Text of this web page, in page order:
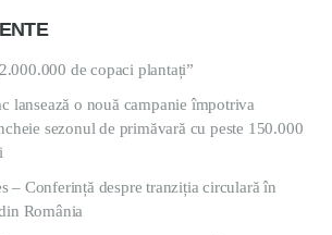
de copaci plantați”
lansează o nouă campanie împotriva
sezonul de primăvară cu peste 150.000
– Conferință despre tranziția circulară în
România